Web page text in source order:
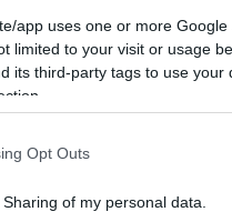
app uses one or more
limited to your visit or usage
its third-party tags to use
Opt Outs
of my personal data.
múzeum szolgáltatott
visszaszolgáltatott
Fortuna-szobor is,
lopták el, ahol a helyi
amely most szintén